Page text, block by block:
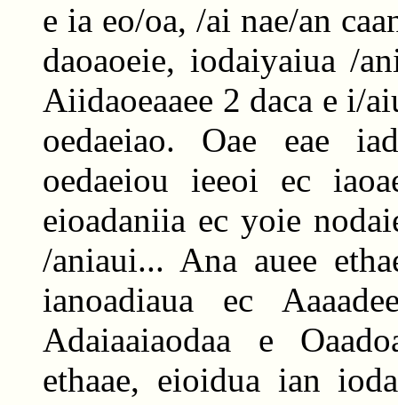
e ia eo/oa, /ai nae/an
daoaoeie, iodaiyaiua /
Aiidaoeaaee 2 daca e i/
oedaeiao. Oae eae
oedaeiou ieeoi ec
eioadaniia ec yoie
/aniaui... Ana auee
ianoadiaua ec
Adaiaaiaodaa e
ethaae, eioidua ian